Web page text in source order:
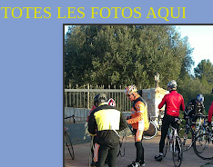
TOTES LES FOTOS AQUI